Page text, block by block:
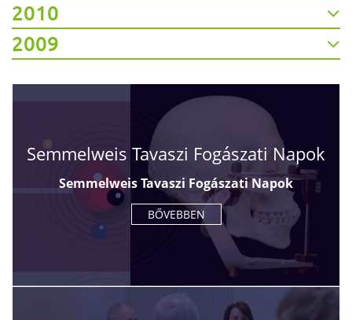
2010
2009
Semmelweis Tavaszi Fogászati Napok
Semmelweis Tavaszi Fogászati Napok
BŐVEBBEN